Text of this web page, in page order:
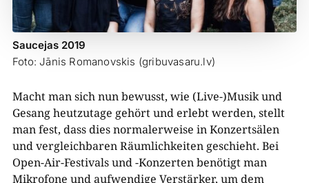
Saucejas 2019
Foto: Jānis Romanovskis (gribuvasaru.lv)
Macht man sich nun bewusst, wie (Live-)Musik und
Gesang heutzutage gehört und erlebt werden, stellt
man fest, dass dies normalerweise in Konzertsälen
und vergleichbaren Räumlichkeiten geschieht. Bei
Open-Air-Festivals und -Konzerten benötigt man
Mikrofone und aufwendige Verstärker, um dem